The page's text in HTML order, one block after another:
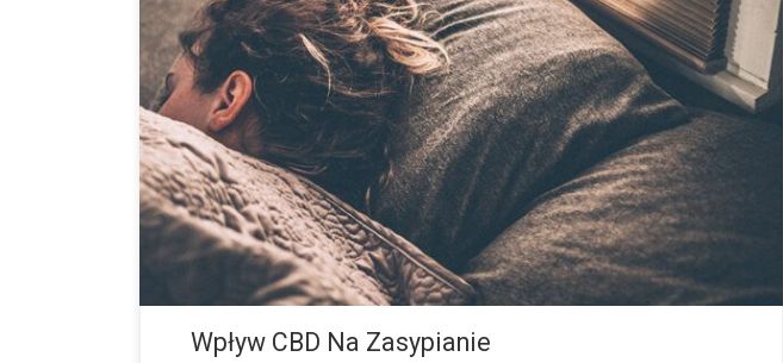
Ponad połowa Polaków cierpi na zaburzenia snu, a ponad 30% na bezsenność.
Osoby, które nigdy nie odpoczywają w ciągu dnia, również wieczorem będą mieli
trudności z wyciszeniem i spokojnym zaśnięciem. […]
Wpływ CBD Na Zasypianie